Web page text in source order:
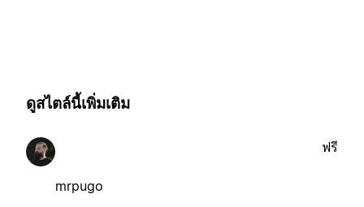
ดูสไตล์นี้เพิ่มเติม
mrpugo
ฟรี